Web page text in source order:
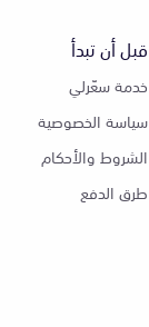
قبل أن تبدأ
خدمة سعّرلي
سياسة الخصوصية
الشروط والأحكام
طرق الدفع